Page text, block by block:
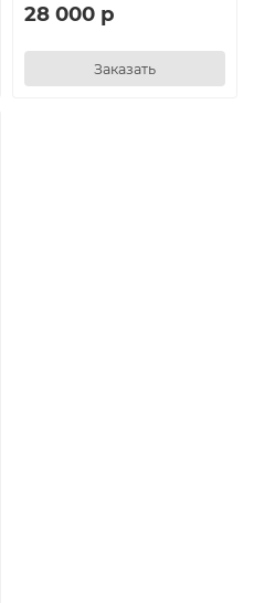
28 000 р
Заказать